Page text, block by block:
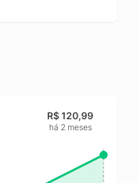
R$ 120,99
há 2 meses